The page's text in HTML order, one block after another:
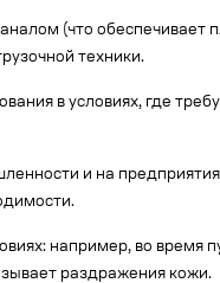
(что обеспечивает
техники.
в условиях, где
и на
например, во время
раздражения кожи.